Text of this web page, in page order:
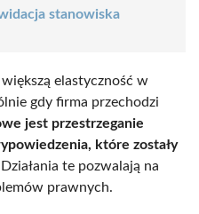
stanowiska
elastyczność w
gdy firma przechodzi
jest przestrzeganie
które zostały
te pozwalają na
prawnych.